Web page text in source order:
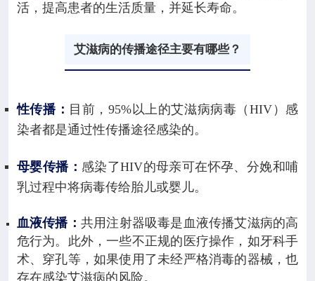
活，提高患者的生活质量，并延长寿命。
艾滋病的传播途径主要有哪些？
性传播： 目前，95%以上的艾滋病病毒（HIV）感
染者都是通过性传播途径感染的。
母婴传播： 感染了HIV的母亲可在怀孕、分娩和哺
乳过程中将病毒传给胎儿或婴儿。
血液传播： 共用注射器吸毒是血液传播艾滋病的高
危行为。此外，一些不正规的医疗操作，如牙科手
术、穿孔等，如果使用了未经严格消毒的器械，也
存在感染艾滋病的风险。